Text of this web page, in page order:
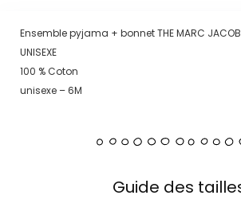
Ensemble pyjama + bonnet THE MARC
UNISEXE
100 % Coton
unisexe – 6M
Guide des